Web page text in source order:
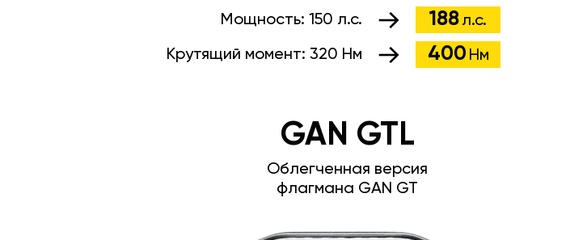
Мощность: 150 л.с. 188 л.с.
Крутящий момент: 320 Нм 400 Нм
GAN GTL
Облегченная версия
флагмана GAN GT